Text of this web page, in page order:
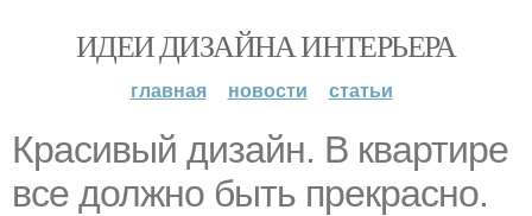
ИДЕИ ДИЗАЙНА ИНТЕРЬЕРА
главная новости статьи
Красивый дизайн. В квартире
все должно быть прекрасно.